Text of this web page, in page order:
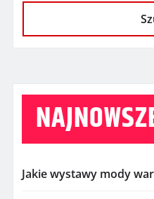
Jakie wystawy mody